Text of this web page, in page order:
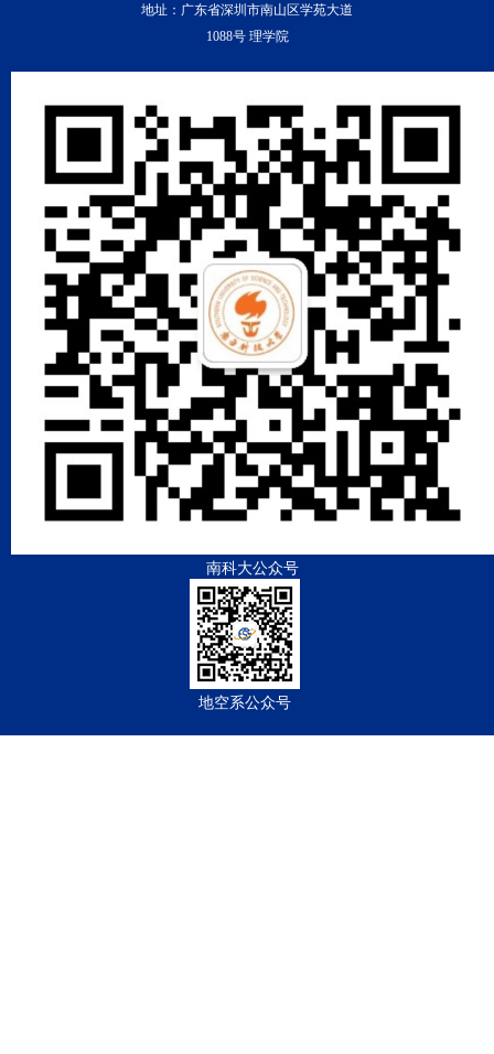
地址：广东省深圳市南山区学苑大道
1088号 理学院
南科大公众号
地空系公众号